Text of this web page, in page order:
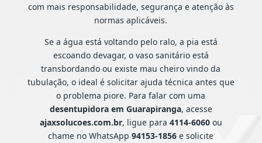
com mais responsabilidade, segurança e atenção às
normas aplicáveis.
Se a água está voltando pelo ralo, a pia está
escoando devagar, o vaso sanitário está
transbordando ou existe mau cheiro vindo da
tubulação, o ideal é solicitar ajuda técnica antes que
o problema piore. Para falar com uma
desentupidora em Guarapiranga, acesse
ajaxsolucoes.com.br, ligue para 4114-6060ou
chame no WhatsApp94153-1856 e solicite